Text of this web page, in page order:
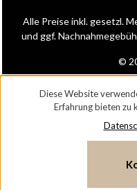
©
Alle Preise inkl. gesetzl.
und ggf.
Diese Website
Erfahrung bieten zu